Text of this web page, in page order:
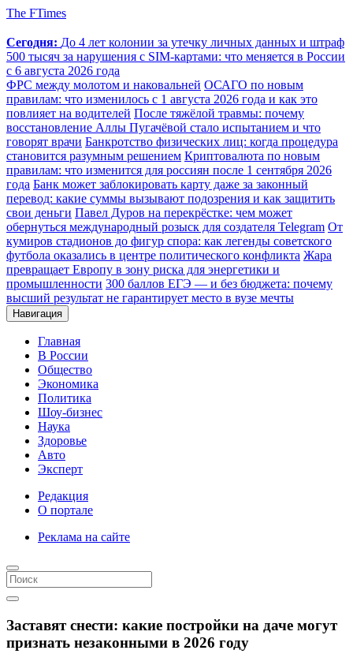
The FTimes
Сегодня: До 4 лет колонии за утечку личных данных и штраф
500 тысяч за нарушения с SIM-картами: что меняется в России
с 6 августа 2026 года
ФРС между молотом и наковальней ОСАГО по новым
правилам: что изменилось с 1 августа 2026 года и как это
повлияет на водителей После тяжёлой травмы: почему
восстановление Аллы Пугачёвой стало испытанием и что
говорят врачи Банкротство физических лиц: когда процедура
становится разумным решением Криптовалюта по новым
правилам: что изменится для россиян после 1 сентября 2026
года Банк может заблокировать карту даже за законный
перевод: какие суммы вызывают подозрения и как защитить
свои деньги Павел Дуров на перекрёстке: чем может
обернуться международный розыск для создателя Telegram От
кумиров стадионов до фигур спора: как легенды советского
футбола оказались в центре политического конфликта Жара
превращает Европу в зону риска для энергетики и
промышленности 300 баллов ЕГЭ — и без бюджета: почему
высший результат не гарантирует место в вузе мечты
Навигация
Главная
В России
Общество
Экономика
Политика
Шоу-бизнес
Наука
Здоровье
Авто
Эксперт
Редакция
О портале
Реклама на сайте
Заставят снести: какие постройки на даче могут
признать незаконными в 2026 году